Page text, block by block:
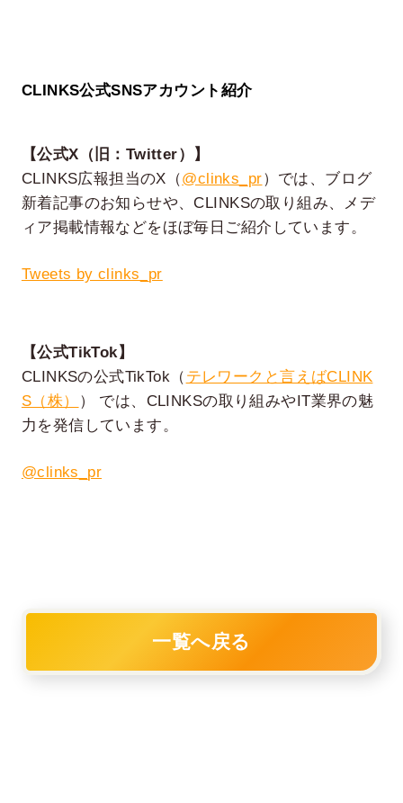
CLINKS公式SNSアカウント紹介
【公式X（旧：Twitter）】
CLINKS広報担当のX（@clinks_pr）では、ブログ
新着記事のお知らせや、CLINKSの取り組み、メデ
ィア掲載情報などをほぼ毎日ご紹介しています。
Tweets by clinks_pr
【公式TikTok】
CLINKSの公式TikTok（ テレワークと言えばCLINK
S（株）
） では、CLINKSの取り組みやIT業界の魅
力を発信しています。
@clinks_pr
一覧へ戻る